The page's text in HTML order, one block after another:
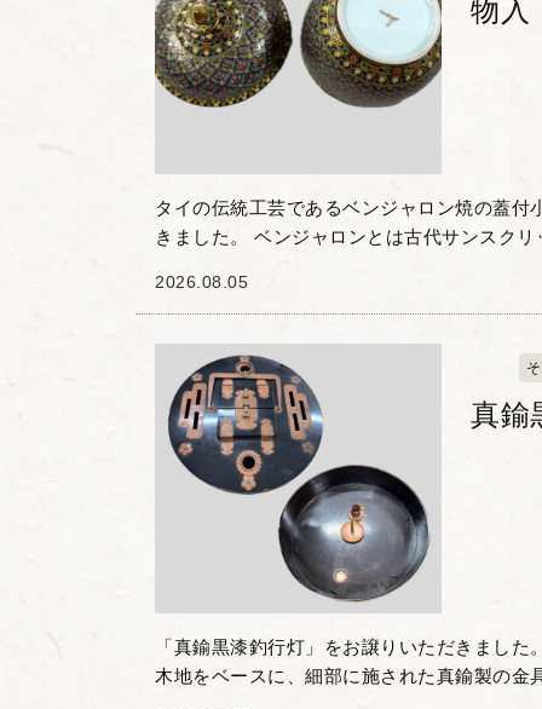
物入
タイの伝統工芸であるベンジャロン焼の蓋付
きました。 ベンジャロンとは古代サンスク
器です。 本作...
2026.08.05
真鍮
「真鍮黒漆釣行灯」をお譲りいただきました
木地をベースに、細部に施された真鍮製の金